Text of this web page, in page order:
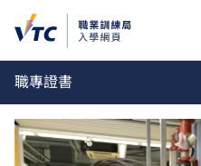
職專證書